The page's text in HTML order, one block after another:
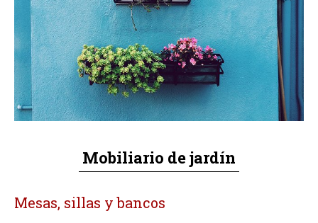
SERVICIOS
Forja Artística y Restauración
Estructuras metálicas
Cerrajería
Chimeneas y estufas pellet
Mobiliario de jardín
Mesas, sillas y bancos